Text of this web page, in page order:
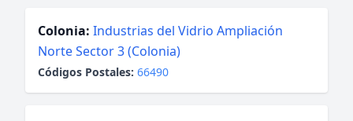
Colonia: Industrias del Vidrio Ampliación
Norte Sector 3 (Colonia)
Códigos Postales: 66490